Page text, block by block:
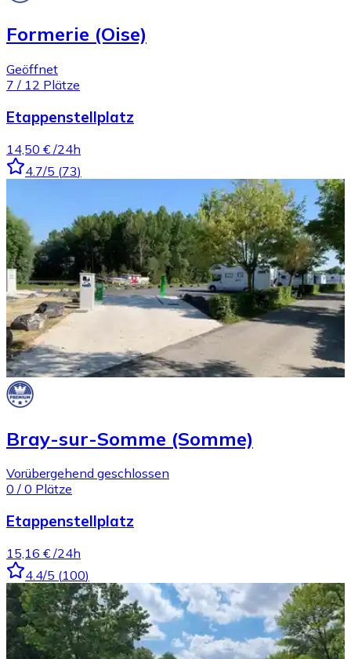
Formerie (Oise)
Geöffnet
7 / 12 Plätze
Etappenstellplatz
14,50 € /24h
4.7/5 (73)
Bray-sur-Somme (Somme)
Vorübergehend geschlossen
0 / 0 Plätze
Etappenstellplatz
15,16 € /24h
4.4/5 (100)